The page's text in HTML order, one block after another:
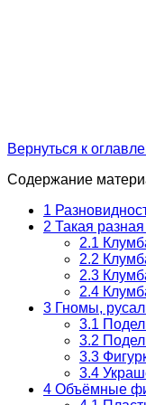
Вернуться к
Содержание
1
2 Такая
2.1
2.2
2.3
2.4
3 Гномы,
3.1
3.2
3.3
3.4
4 Объёмные